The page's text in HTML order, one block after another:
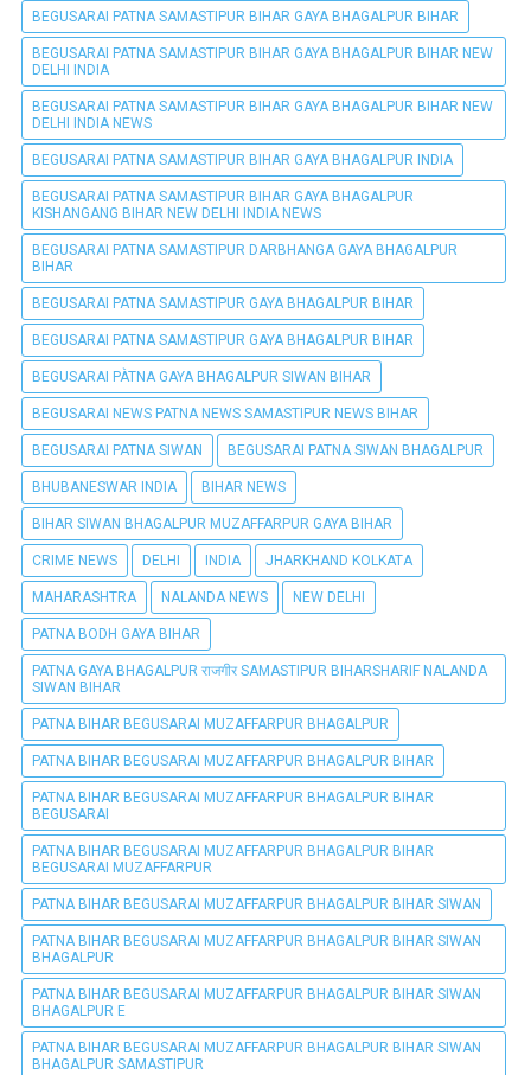
BEGUSARAI PATNA SAMASTIPUR BIHAR GAYA BHAGALPUR BIHAR
BEGUSARAI PATNA SAMASTIPUR BIHAR GAYA BHAGALPUR BIHAR NEW
DELHI INDIA
BEGUSARAI PATNA SAMASTIPUR BIHAR GAYA BHAGALPUR BIHAR NEW
DELHI INDIA NEWS
BEGUSARAI PATNA SAMASTIPUR BIHAR GAYA BHAGALPUR INDIA
BEGUSARAI PATNA SAMASTIPUR BIHAR GAYA BHAGALPUR
KISHANGANG BIHAR NEW DELHI INDIA NEWS
BEGUSARAI PATNA SAMASTIPUR DARBHANGA GAYA BHAGALPUR
BIHAR
BEGUSARAI PATNA SAMASTIPUR GAYA BHAGALPUR BIHAR
BEGUSARAI PATNA SAMASTIPUR GAYA BHAGALPUR BIHAR
BEGUSARAI PÀTNA GAYA BHAGALPUR SIWAN BIHAR
BEGUSARAI NEWS PATNA NEWS SAMASTIPUR NEWS BIHAR
BEGUSARAI PATNA SIWAN BEGUSARAI PATNA SIWAN BHAGALPUR
BHUBANESWAR INDIA BIHAR NEWS
BIHAR SIWAN BHAGALPUR MUZAFFARPUR GAYA BIHAR
CRIME NEWS DELHI INDIA JHARKHAND KOLKATA
MAHARASHTRA NALANDA NEWS NEW DELHI
PATNA BODH GAYA BIHAR
PATNA GAYA BHAGALPUR राजगीर SAMASTIPUR BIHARSHARIF NALANDA
SIWAN BIHAR
PATNA BIHAR BEGUSARAI MUZAFFARPUR BHAGALPUR
PATNA BIHAR BEGUSARAI MUZAFFARPUR BHAGALPUR BIHAR
PATNA BIHAR BEGUSARAI MUZAFFARPUR BHAGALPUR BIHAR
BEGUSARAI
PATNA BIHAR BEGUSARAI MUZAFFARPUR BHAGALPUR BIHAR
BEGUSARAI MUZAFFARPUR
PATNA BIHAR BEGUSARAI MUZAFFARPUR BHAGALPUR BIHAR SIWAN
PATNA BIHAR BEGUSARAI MUZAFFARPUR BHAGALPUR BIHAR SIWAN
BHAGALPUR
PATNA BIHAR BEGUSARAI MUZAFFARPUR BHAGALPUR BIHAR SIWAN
BHAGALPUR E
PATNA BIHAR BEGUSARAI MUZAFFARPUR BHAGALPUR BIHAR SIWAN
BHAGALPUR SAMASTIPUR